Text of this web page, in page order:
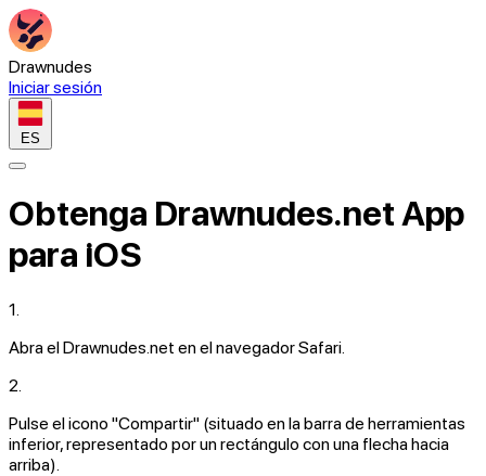
Drawnudes
Iniciar sesión
ES
Obtenga Drawnudes.net App
para iOS
1.
Abra elDrawnudes.net en el navegador Safari.
2.
Pulse el icono "Compartir" (situado en la barra de herramientas
inferior, representado por un rectángulo con una flecha hacia
arriba).